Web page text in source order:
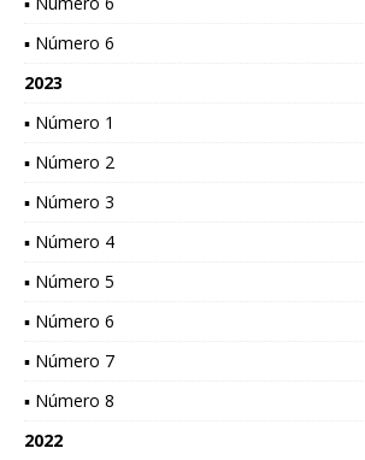
▪ Número 6
2023
▪ Número 1
▪ Número 2
▪ Número 3
▪ Número 4
▪ Número 5
▪ Número 6
▪ Número 7
▪ Número 8
2022